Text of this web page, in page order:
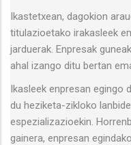
Ikastetxean, dagokion
titulazioetako irakasleek
jarduerak. Enpresak
ahal izango ditu bertan
Ikasleek enpresan egingo
du heziketa-zikloko
espezializazioekin.
gainera, enpresan